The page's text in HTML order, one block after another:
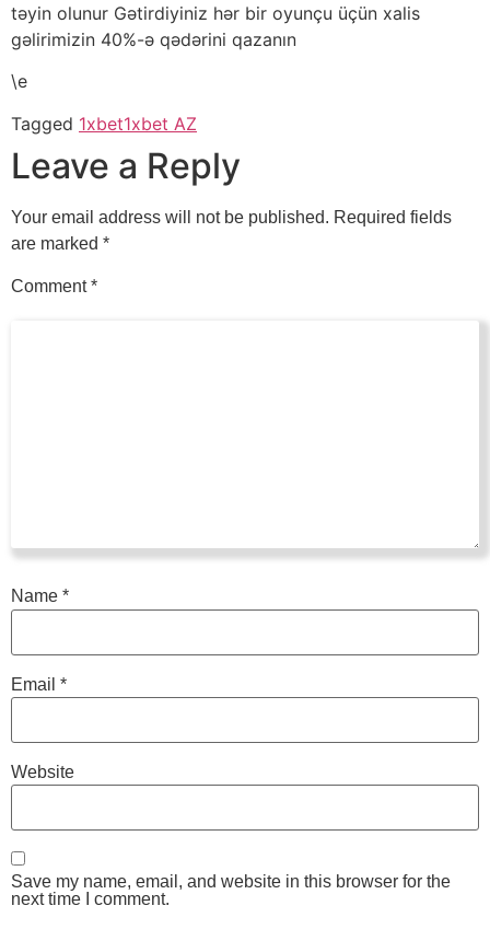
təyin olunur Gətirdiyiniz hər bir oyunçu üçün xalis
gəlirimizin 40%-ə qədərini qazanın
\e
Tagged 1xbet1xbet AZ
Leave a Reply
Your email address will not be published. Required fields
are marked *
Comment*
Name *
Email *
Website
Save my name, email, and website in this browser for the
next time I comment.